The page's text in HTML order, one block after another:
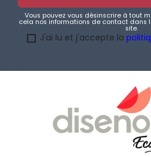
Vous pouvez vous désinscrire à tout
cela nos informations de contact dans
site.
J'ai lu et j'accepte la